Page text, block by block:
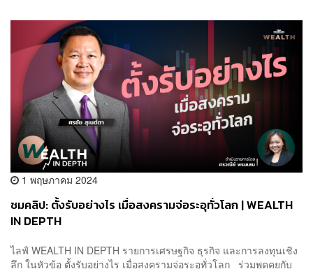
1 พฤษภาคม 2024
ชมคลิป: ตั้งรับอย่างไร เมื่อสงครามจ่อระอุทั่วโลก | WEALTH
IN DEPTH
ไลฟ์ WEALTH IN DEPTH รายการเศรษฐกิจ ธุรกิจ และการลงทุนเชิง
ลึก ในหัวข้อ ตั้งรับอย่างไร เมื่อสงครามจ่อระอุทั่วโลก ร่วมพูดคุยกับ